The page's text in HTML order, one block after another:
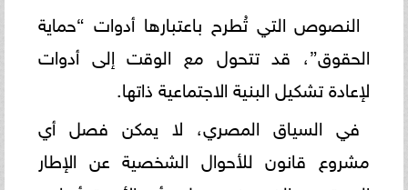
النصوص التي تُطرح باعتبارها أدوات “حماية
الحقوق”، قد تتحول مع الوقت إلى أدوات
لإعادة تشكيل البنية الاجتماعية ذاتها.
في السياق المصري، لا يمكن فصل أي
مشروع قانون للأحوال الشخصية عن الإطار